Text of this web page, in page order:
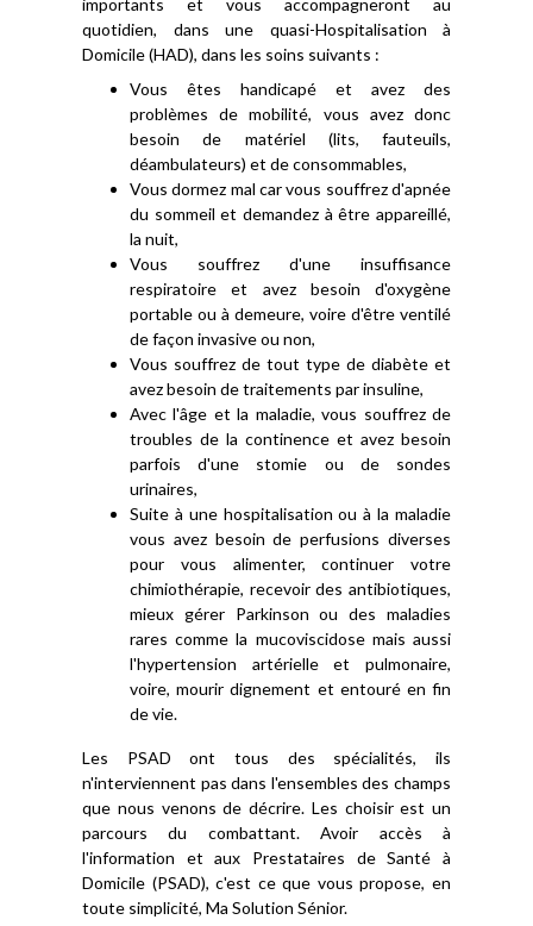
importants et vous accompagneront au
quotidien, dans une quasi-Hospitalisation à
Domicile (HAD), dans les soins suivants :
Vous êtes handicapé et avez des
problèmes de mobilité, vous avez donc
besoin de matériel (lits, fauteuils,
déambulateurs) et de consommables,
Vous dormez mal car vous souffrez d'apnée
du sommeil et demandez à être appareillé,
la nuit,
Vous souffrez d'une insuffisance
respiratoire et avez besoin d'oxygène
portable ou à demeure, voire d'être ventilé
de façon invasive ou non,
Vous souffrez de tout type de diabète et
avez besoin de traitements par insuline,
Avec l'âge et la maladie, vous souffrez de
troubles de la continence et avez besoin
parfois d'une stomie ou de sondes
urinaires,
Suite à une hospitalisation ou à la maladie
vous avez besoin de perfusions diverses
pour vous alimenter, continuer votre
chimiothérapie, recevoir des antibiotiques,
mieux gérer Parkinson ou des maladies
rares comme la mucoviscidose mais aussi
l'hypertension artérielle et pulmonaire,
voire, mourir dignement et entouré en fin
de vie.
Les PSAD ont tous des spécialités, ils
n'interviennent pas dans l'ensembles des champs
que nous venons de décrire. Les choisir est un
parcours du combattant. Avoir accès à
l'information et aux Prestataires de Santé à
Domicile (PSAD), c'est ce que vous propose, en
toute simplicité, Ma Solution Sénior.